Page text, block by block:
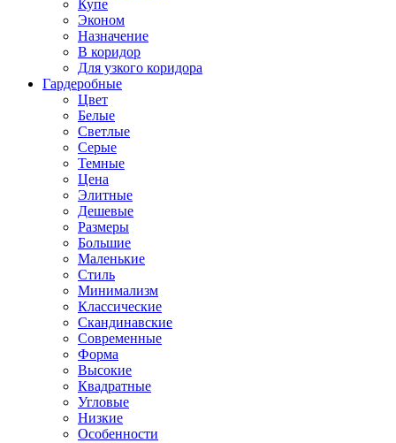
Купе
Эконом
Назначение
В коридор
Для узкого коридора
Гардеробные
Цвет
Белые
Светлые
Серые
Темные
Цена
Элитные
Дешевые
Размеры
Большие
Маленькие
Стиль
Минимализм
Классические
Скандинавские
Современные
Форма
Высокие
Квадратные
Угловые
Низкие
Особенности